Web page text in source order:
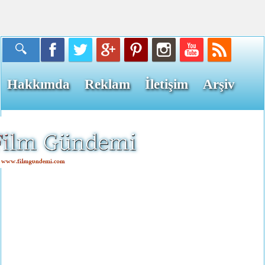
Hakkımda Reklam İletişim Arşiv